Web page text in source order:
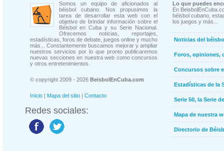
Somos un equipo de aficionados al
béisbol cubano. Nos propusimos la
tarea de desarrollar esta web con el
objetivo de brindar información sobre el
Béisbol en Cuba y su Serie Nacional.
Ofrecemos noticias, reportajes,
estadísticas, foros de debate, juegos online y mucho
más... Constantemente buscamos mejorar y ampliar
nuestros servicios por lo que pronto publicaremos
nuevas secciones en nuestra web como concursos
y otros entretenimientos.
© copyright 2009 - 2026 BeisbolEnCuba.com
Inicio | Mapa del sitio | Contacto
Redes sociales:
Lo que puedes
En
béisbol cubano,
los juegos y más...
Noticias del
Foros, opiniones,
Concursos sobre
Estadísticas de la
Serie 50, la Serie
Mapa de nuestra
Directorio de